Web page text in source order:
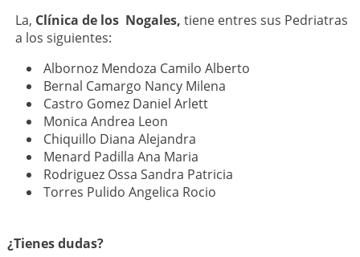
La, Clínica de los Nogales, tiene entres sus Pedriatras
a los siguientes:
Albornoz Mendoza Camilo Alberto
Bernal Camargo Nancy Milena
Castro Gomez Daniel Arlett
Monica Andrea Leon
Chiquillo Diana Alejandra
Menard Padilla Ana Maria
Rodriguez Ossa Sandra Patricia
Torres Pulido Angelica Rocio
¿Tienes dudas?